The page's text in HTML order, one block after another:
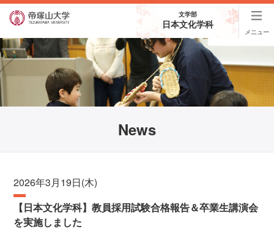
文学部
日本文化学科
メニュー
News
2026年3月19日(木)
【日本文化学科】教員採用試験合格報告＆卒業生講演会
を実施しました